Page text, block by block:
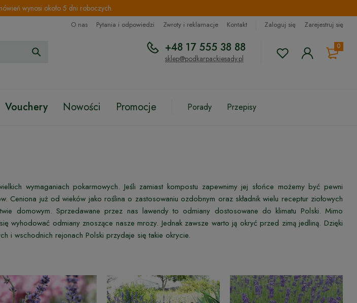
wynosi około 5 dni roboczych.
O nas Pytania i odpowiedzi Zwroty i reklamacje Kontakt Zaloguj się Zarejestruj się
0
+48 17 555 38 88
sklep@podkarpackiesady.pl
Vouchery Nowości Promocje Porady Przepisy
wymaganiach pokarmowych. Jeśli zamiast kompostu zapewnimy jej słońce możemy być pewni
Ceniona już od wieków jako roślina o zastosowaniu ozdobnym oraz składnik wielu receptur ziołowych
domowym. Sprzedawane przez nas lawendy to odmiany dostosowane do klimatu Polski. Mimo
wyhodować odmiany znoszące nasze mrozy. Jednak zawsze warto ją okryć przed zimą jedliną. Dzięki
i wschodnich rejonach Polski przydaje się takie okrycie.